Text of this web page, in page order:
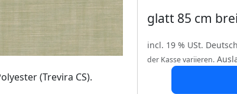
(Trevira CS).
glatt 85 cm
incl. 19 % USt.
der Kasse variieren.